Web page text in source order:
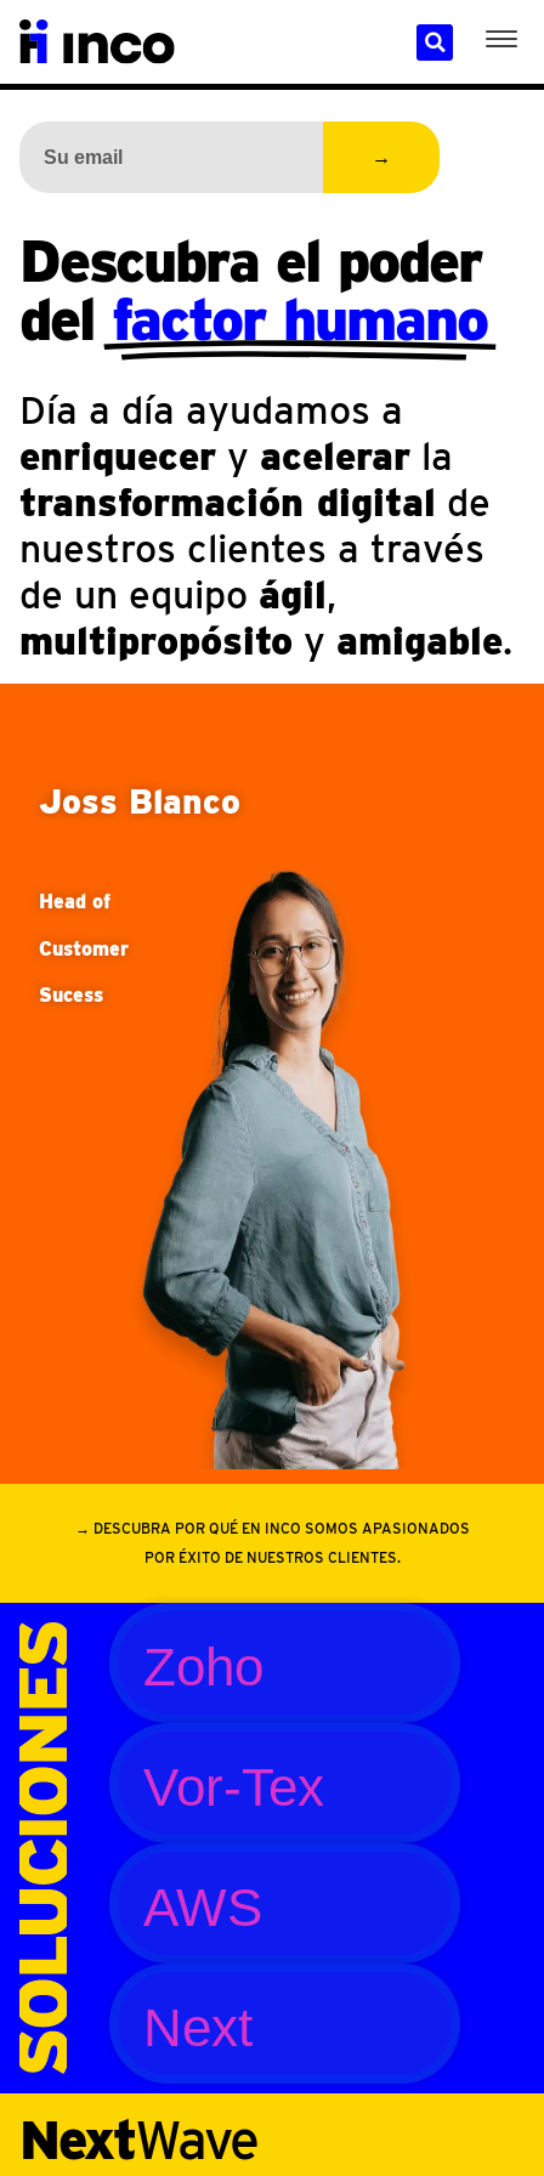
→
Descubra el poder
del factor humano
Día a día ayudamos a
enriquecer y acelerar la
transformación digital de
nuestros clientes a través
de un equipo ágil,
multipropósito y amigable.
Joss Blanco
Head of
Customer
Sucess
→ DESCUBRA POR QUÉ EN INCO SOMOS APASIONADOS
POR ÉXITO DE NUESTROS CLIENTES.
Zoho
Vor-Tex
AWS
Next
NextWave